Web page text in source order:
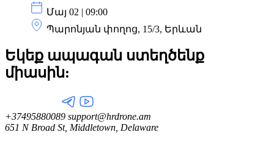
Մայ 02 | 09:00
Պարոնյան փողոց, 15/3, Երևան
Եկեք ապագան ստեղծենք
միասին:
+37495880089 support@hrdrone.am
651 N Broad St, Middletown, Delaware